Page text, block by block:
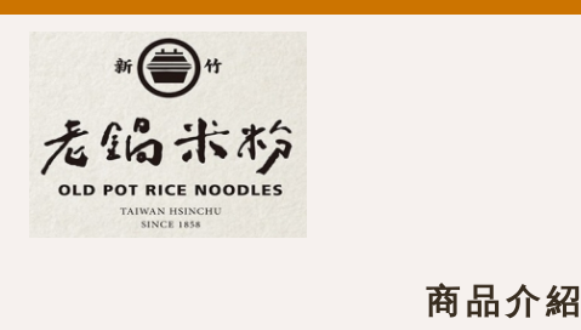
商品介紹